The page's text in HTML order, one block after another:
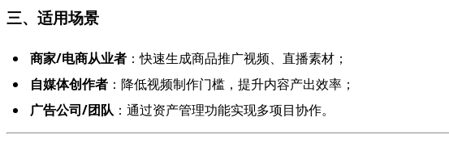
三、适用场景
商家/电商从业者：快速生成商品推广视频、直播素材；
自媒体创作者：降低视频制作门槛，提升内容产出效率；
广告公司/团队：通过资产管理功能实现多项目协作。